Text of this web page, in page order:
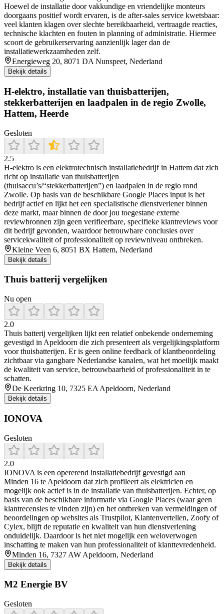
Hoewel de installatie door vakkundige en vriendelijke monteurs
doorgaans positief wordt ervaren, is de after-sales service kwetsbaar:
veel klanten klagen over slechte bereikbaarheid, vertraagde reacties,
technische klachten en fouten in planning of administratie. Hiermee
scoort de gebruikerservaring aanzienlijk lager dan de
installatiewerkzaamheden zelf.
Energieweg 20, 8071 DA Nunspeet, Nederland
Bekijk details
H-elektro, installatie van thuisbatterijen,
stekkerbatterijen en laadpalen in de regio Zwolle,
Hattem, Heerde
Gesloten
2.5
H-elektro is een elektrotechnisch installatiebedrijf in Hattem dat zich
richt op installatie van thuisbatterijen
(thuisaccu’s/“stekkerbatterijen”) en laadpalen in de regio rond
Zwolle. Op basis van de beschikbare Google Places input is het
bedrijf actief en lijkt het een specialistische dienstverlener binnen
deze markt, maar binnen de door jou toegestane externe
reviewbronnen zijn geen verifieerbare, specifieke klantreviews voor
dit bedrijf gevonden, waardoor betrouwbare conclusies over
servicekwaliteit of professionaliteit op reviewniveau ontbreken.
Kleine Veen 6, 8051 BX Hattem, Nederland
Bekijk details
Thuis batterij vergelijken
Nu open
2.0
Thuis batterij vergelijken lijkt een relatief onbekende onderneming
gevestigd in Apeldoorn die zich presenteert als vergelijkingsplatform
voor thuisbatterijen. Er is geen online feedback of klantbeoordeling
zichtbaar via gangbare Nederlandse kanalen, wat het moeilijk maakt
de kwaliteit van service, betrouwbaarheid of professionaliteit in te
schatten.
De Keerkring 10, 7325 EA Apeldoorn, Nederland
Bekijk details
IONOVA
Gesloten
2.0
IONOVA is een opererend installatiebedrijf gevestigd aan
Minden 16 te Apeldoorn dat zich profileert als elektricien en
mogelijk ook actief is in de installatie van thuisbatterijen. Echter, op
basis van de beschikbare informatie via Google Places (waar geen
klantrecensies te vinden zijn) en het ontbreken van vermeldingen of
beoordelingen op websites als Trustpilot, Klantenvertellen, Zoofy of
Cylex, blijft de reputatie en kwaliteit van hun dienstverlening
onduidelijk. Daardoor is het niet mogelijk een weloverwogen
inschatting te maken van hun professionaliteit of klanttevredenheid.
Minden 16, 7327 AW Apeldoorn, Nederland
Bekijk details
M2 Energie BV
Gesloten